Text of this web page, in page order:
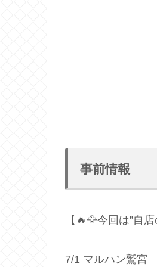
事前情報
【🔥🦅今回は”自
7/1 マルハン鷲宮